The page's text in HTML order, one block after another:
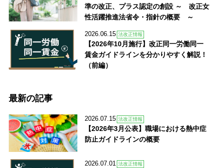
準の改正、プラス認定の創設 ～ 改正女
性活躍推進法省令・指針の概要 ～
2026.06.15 法改正情報
【2026年10月施行】改正同一労働同一
賃金ガイドラインを分かりやすく解説！
（前編）
最新の記事
2026.07.15 法改正情報
【2026年3月公表】職場における熱中症
防止ガイドラインの概要
2026.07.01 法改正情報